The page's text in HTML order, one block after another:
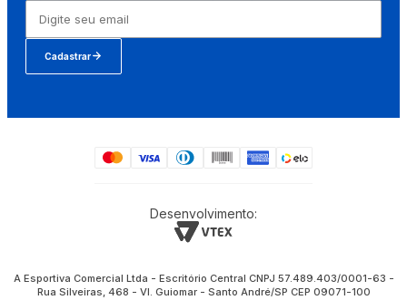
Cadastrar
Desenvolvimento:
A Esportiva Comercial Ltda - Escritório Central CNPJ 57.489.403/0001-63 -
Rua Silveiras, 468 - Vl. Guiomar - Santo André/SP CEP 09071-100